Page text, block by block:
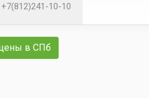
+7(812)241-10-10
в СПб